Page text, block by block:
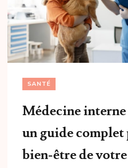
SANTÉ
Médecine
un guide complet
bien-être de